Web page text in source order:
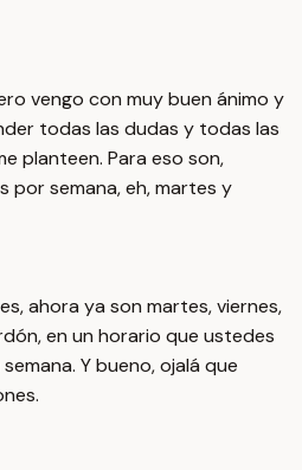
vengo con muy buen ánimo y
todas las dudas y todas las
planteen. Para eso son,
por semana, eh, martes y
ahora ya son martes, viernes,
en un horario que ustedes
Y bueno, ojalá que